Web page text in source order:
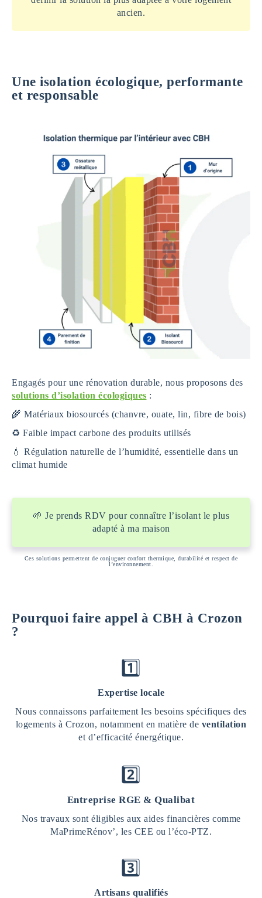
ancien.
Une isolation écologique, performante
et responsable
Engagés pour une rénovation durable, nous proposons des
solutions d’isolation écologiques :
🌾 Matériaux biosourcés (chanvre, ouate, lin, fibre de bois)
♻️ Faible impact carbone des produits utilisés
💧 Régulation naturelle de l’humidité, essentielle dans un
climat humide
🌱 Je prends RDV pour connaître l’isolant le plus
adapté à ma maison
Ces solutions permettent de conjuguer confort thermique, durabilité et respect de
l’environnement.
Pourquoi faire appel à CBH à Crozon
?
1️⃣
Expertise locale
Nous connaissons parfaitement les besoins spécifiques des
logements à Crozon, notamment en matière de ventilation
et d’efficacité énergétique.
2️⃣
Entreprise RGE & Qualibat
Nos travaux sont éligibles aux aides financières comme
MaPrimeRénov’, les CEE ou l’éco-PTZ.
3️⃣
Artisans qualifiés